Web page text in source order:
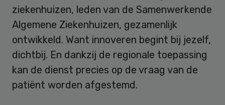
ziekenhuizen, leden van de Samenwerkende
Algemene Ziekenhuizen, gezamenlijk
ontwikkeld. Want innoveren begint bij jezelf,
dichtbij. En dankzij de regionale toepassing
kan de dienst precies op de vraag van de
patiënt worden afgestemd.